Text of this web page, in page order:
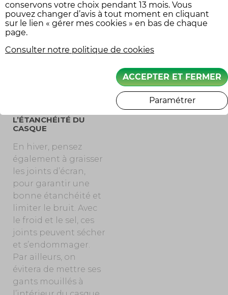
Enfin, certains
fabricants de casques
vendent des
mentonnières et des
L’ÉTANCHÉITÉ DU
CASQUE
En hiver, pensez
également à graisser
les joints d’écran,
pour garantir une
bonne étanchéité et
limiter le bruit. Avec
le froid et le sel, ces
joints peuvent sécher
et s’endommager.
Par ailleurs, on
évitera de mettre ses
gants mouillés à
conservons votre choix pendant 13 mois. Vous
pouvez changer d’avis à tout moment en cliquant
sur le lien « gérer mes cookies » en bas de chaque
page.
Consulter notre politique de cookies
ACCEPTER ET FERMER
Paramétrer